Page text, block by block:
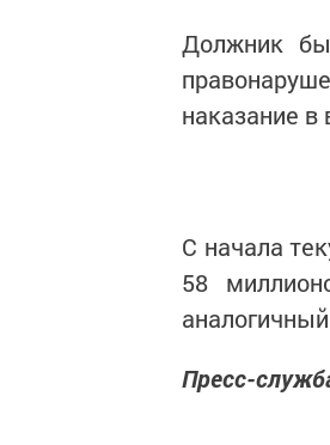
Должник
наказание в
С начала
58
Пресс-